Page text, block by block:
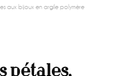
aux bijoux en argile polymère
pétales,